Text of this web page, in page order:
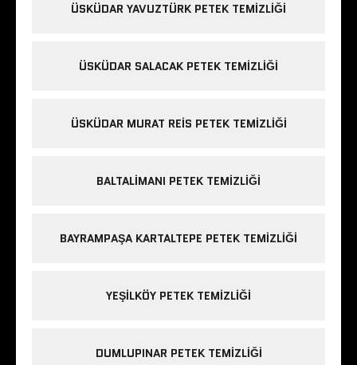
ÜSKÜDAR YAVUZTÜRK PETEK TEMIZLIĞI
ÜSKÜDAR SALACAK PETEK TEMIZLIĞI
ÜSKÜDAR MURAT REIS PETEK TEMIZLIĞI
BALTALIMANI PETEK TEMIZLIĞI
BAYRAMPAŞA KARTALTEPE PETEK TEMIZLIĞI
YEŞILKÖY PETEK TEMIZLIĞI
DUMLUPINAR PETEK TEMIZLIĞI